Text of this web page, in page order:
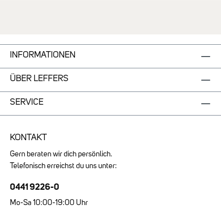
INFORMATIONEN
ÜBER LEFFERS
SERVICE
KONTAKT
Gern beraten wir dich persönlich.
Telefonisch erreichst du uns unter:
0441 9226-0
Mo-Sa 10:00-19:00 Uhr